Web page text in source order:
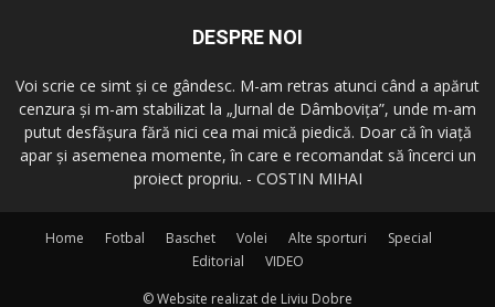
DESPRE NOI
Voi scrie ce simt şi ce gândesc. M-am retras atunci când a apărut
cenzura şi m-am stabilizat la „Jurnal de Dâmboviţa”, unde m-am
putut desfăşura fără nici cea mai mică piedică. Doar că în viaţă
apar şi asemenea momente, în care e recomandat să încerci un
proiect propriu. - COSTIN MIHAI
Home Fotbal Baschet Volei Alte sporturi
Special
Editorial
VIDEO
© Website realizat de Liviu Dobre